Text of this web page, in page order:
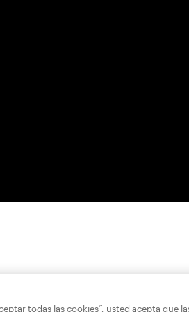
todas las cookies”, usted acepta que